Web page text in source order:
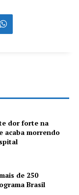
dor forte na
acaba morrendo
de 250
Brasil